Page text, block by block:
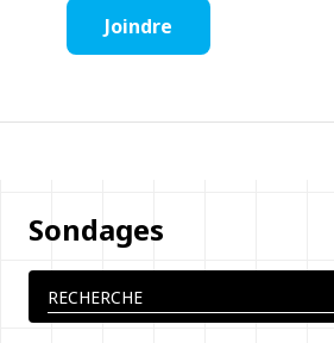
Joindre
Sondages